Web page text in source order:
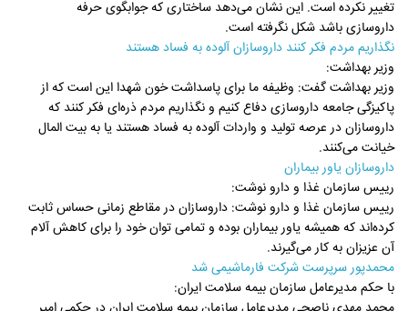
تغییر نکرده است. این نشان می‌دهد ساختاری که جوابگوی حرفه
داروسازی باشد شکل نگرفته است.
نگذاریم مردم فکر کنند داروسازان آلوده به فساد هستند
وزیر بهداشت:
وزیر بهداشت گفت: وظیفه ما برای پاسداشت خون شهدا این است که از
پاکیزگی جامعه داروسازی دفاع کنیم و نگذاریم مردم ذره‌ای فکر کنند که
داروسازان در عرصه تولید و واردات آلوده به فساد هستند یا به بیت المال
خیانت می‌کنند.
داروسازان یاور بیماران
رییس سازمان غذا و دارو نوشت:
رییس سازمان غذا و دارو نوشت: داروسازان در مقاطع زمانی حساس ثابت
کرده‌اند که همیشه یاور بیماران بوده و تمامی توان خود را برای کاهش آلام
آن عزیزان به کار می‌گیرند.
محمدپور سرپرست شرکت فارماشیمی شد
با حکم مدیرعامل سازمان بیمه سلامت ایران: